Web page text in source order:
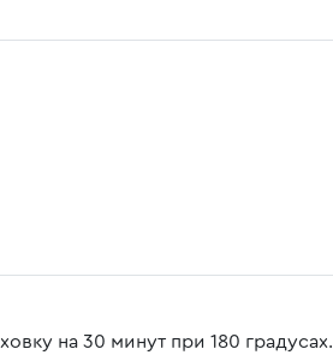
на 30 минут при 180 градусах.